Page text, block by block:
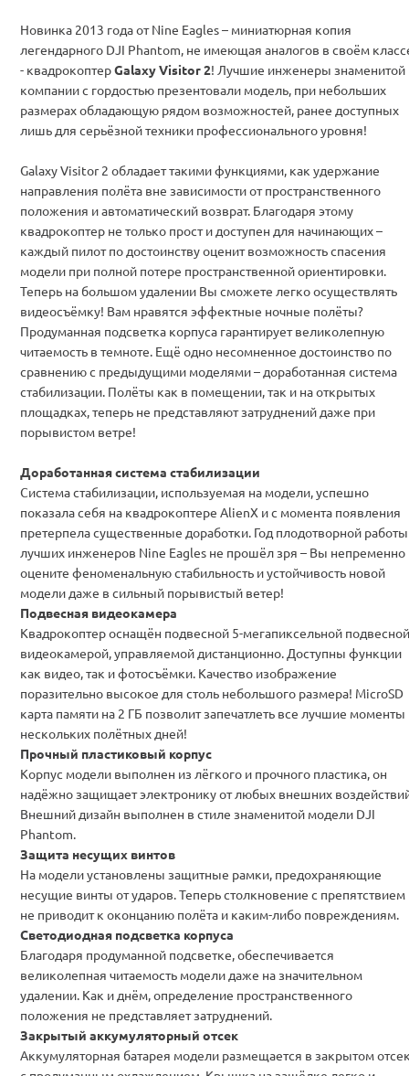
Новинка 2013 года от Nine Eagles – миниатюрная копия
легендарного DJI Phantom, не имеющая аналогов в своём
- квадрокоптерGalaxy Visitor 2! Лучшие инженеры знаменитой
компании с гордостью презентовали модель, при небольших
размерах обладающую рядом возможностей, ранее доступных
лишь для серьёзной техники профессионального уровня!
Galaxy Visitor 2 обладает такими функциями, как удержание
направления полёта вне зависимости от пространственного
положения и автоматический возврат. Благодаря этому
квадрокоптер не только прост и доступен для начинающих –
каждый пилот по достоинству оценит возможность спасения
модели при полной потере пространственной ориентировки.
Теперь на большом удалении Вы сможете легко осуществлять
видеосъёмку! Вам нравятся эффектные ночные полёты?
Продуманная подсветка корпуса гарантирует великолепную
читаемость в темноте. Ещё одно несомненное достоинство по
сравнению с предыдущими моделями – доработанная система
стабилизации. Полёты как в помещении, так и на открытых
площадках, теперь не представляют затруднений даже при
порывистом ветре!
Доработанная система стабилизации
Система стабилизации, используемая на модели, успешно
показала себя на квадрокоптере AlienX и с момента появления
претерпела существенные доработки. Год плодотворной работы
лучших инженеров Nine Eagles не прошёл зря – Вы непременно
оцените феноменальную стабильность и устойчивость новой
модели даже в сильный порывистый ветер!
Подвесная видеокамера
Квадрокоптер оснащён подвесной 5-мегапиксельной подвесной
видеокамерой, управляемой дистанционно. Доступны функции
как видео, так и фотосъёмки. Качество изображение
поразительно высокое для столь небольшого размера! MicroSD
карта памяти на 2 ГБ позволит запечатлеть все лучшие моменты
нескольких полётных дней!
Прочный пластиковый корпус
Корпус модели выполнен из лёгкого и прочного пластика, он
надёжно защищает электронику от любых внешних
Внешний дизайн выполнен в стиле знаменитой модели DJI
Phantom.
Защита несущих винтов
На модели установлены защитные рамки, предохраняющие
несущие винты от ударов. Теперь столкновение с препятствием
не приводит к оконцанию полёта и каким-либо повреждениям.
Светодиодная подсветка корпуса
Благодаря продуманной подсветке, обеспечивается
великолепная читаемость модели даже на значительном
удалении. Как и днём, определение пространственного
положения не представляет затруднений.
Закрытый аккумуляторный отсек
Аккумуляторная батарея модели размещается в закрытом